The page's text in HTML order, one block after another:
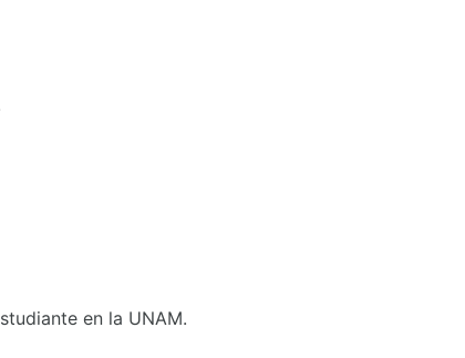
en la UNAM.